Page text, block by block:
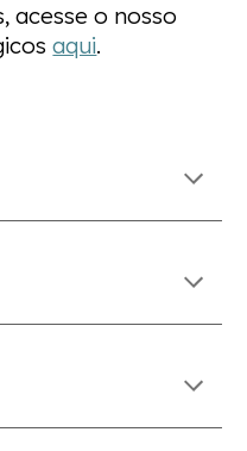
acesse o nosso
aqui.